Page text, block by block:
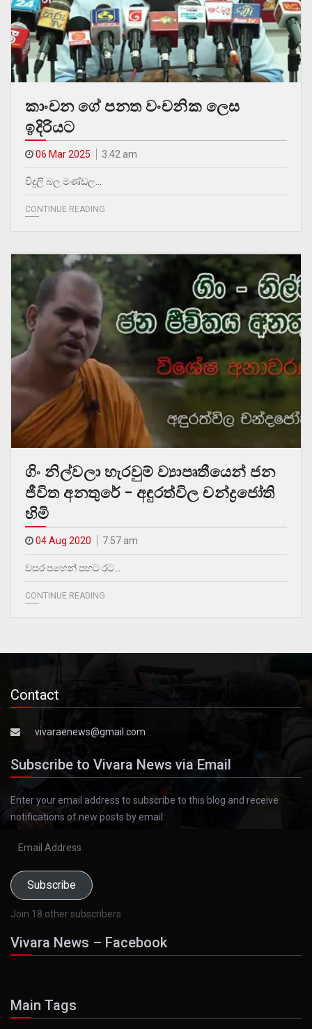
කාංචන ගේ පනත වංචනික ලෙස
ඉදිරියට
06 Mar 2025 3.42 am
විදුලි බල මණ්ඩල…
CONTINUE READING
ගිං නිල්වලා හැරවුම් ව්‍යාපෘතීයෙන් ජන
ජීවිත අනතුරේ – අඳුරත්විල චන්ද්‍රජෝති
හිමි
04 Aug 2020 7.57 am
වසර පහෙන් පහට රට…
CONTINUE READING
Contact
vivaraenews@gmail.com
Subscribe to Vivara News via Email
Enter your email address to subscribe to this blog and receive
notifications of new posts by email.
Subscribe
Join 18 other subscribers
Vivara News – Facebook
Main Tags